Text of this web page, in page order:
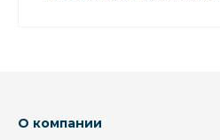
О компании